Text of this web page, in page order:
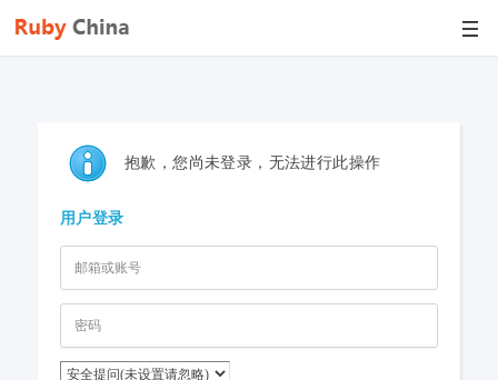
抱歉，您尚未登录，无法进行此操作
用户登录